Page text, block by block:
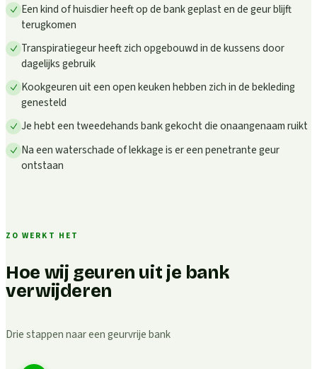
Een kind of huisdier heeft op de bank geplast en de geur blijft
terugkomen
Transpiratiegeur heeft zich opgebouwd in de kussens door
dagelijks gebruik
Kookgeuren uit een open keuken hebben zich in de bekleding
genesteld
Je hebt een tweedehands bank gekocht die onaangenaam ruikt
Na een waterschade of lekkage is er een penetrante geur
ontstaan
ZO WERKT HET
Hoe wij geuren uit je bank
verwijderen
Drie stappen naar een geurvrije bank